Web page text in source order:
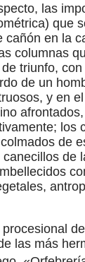
las
que
cañón en la
columnas
triunfo,
de un
y en
los
de
de
las más